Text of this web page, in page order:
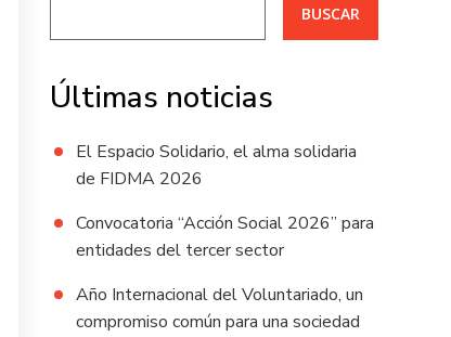
BUSCAR
Últimas noticias
El Espacio Solidario, el alma solidaria
de FIDMA 2026
Convocatoria “Acción Social 2026” para
entidades del tercer sector
Año Internacional del Voluntariado, un
compromiso común para una sociedad